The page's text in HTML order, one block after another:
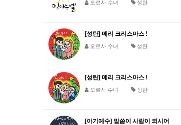
오로사 수녀 성탄
[성탄] 메리 크리스마스 !
오로사 수녀 성탄
[성탄] 메리 크리스마스 !
오로사 수녀 성탄
[아기예수] 말씀이 사람이 되시어